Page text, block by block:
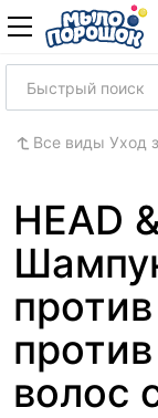
Все виды Уход
HEAD
волос